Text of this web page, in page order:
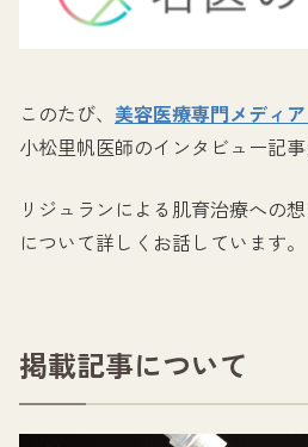
このたび、 美容医療専門メディ
小松里帆医師のインタビュー記事
リジュランによる肌育治療への
について詳しくお話しています。
掲載記事について